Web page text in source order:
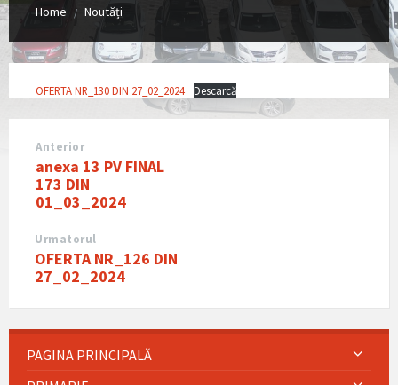
Home / Noutăți
OFERTA NR_130 DIN 27_02_2024 Descarcă
Anterior
anexa 13 PV FINAL
173 DIN
01_03_2024
Urmatorul
OFERTA NR_126 DIN
27_02_2024
PAGINA PRINCIPALĂ